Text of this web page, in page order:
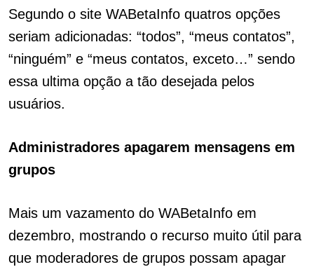
Segundo o site WABetaInfo quatros opções
seriam adicionadas: “todos”, “meus contatos”,
“ninguém” e “meus contatos, exceto…” sendo
essa ultima opção a tão desejada pelos
usuários.
Administradores apagarem mensagens em
grupos
Mais um vazamento do WABetaInfo em
dezembro, mostrando o recurso muito útil para
que moderadores de grupos possam apagar